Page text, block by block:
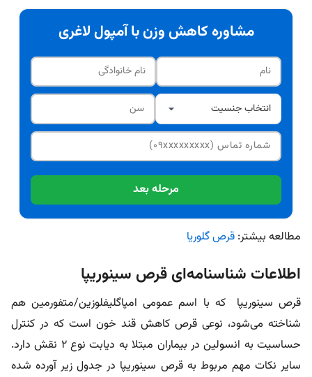
مشاوره کاهش وزن با آمپول لاغری
مرحله بعد
مطالعه بیشتر: قرص گلوریا
اطلاعات شناسنامه‌ای قرص سینوریپا
قرص سینوریپا که با اسم عمومی امپاگلیفلوزین/متفورمین هم
شناخته می‌شود، نوعی قرص کاهش قند خون است که در کنترل
حساسیت به انسولین در بیماران مبتلا به دیابت نوع ۲ نقش دارد.
سایر نکات مهم مربوط به قرص سینوریپا در جدول زیر آورده شده